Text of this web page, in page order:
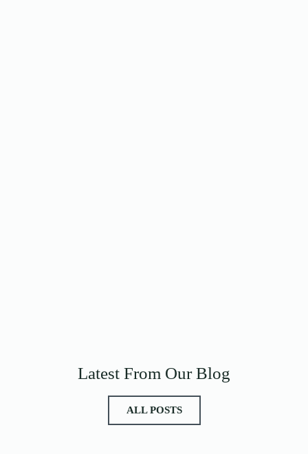
Latest From Our Blog
ALL POSTS